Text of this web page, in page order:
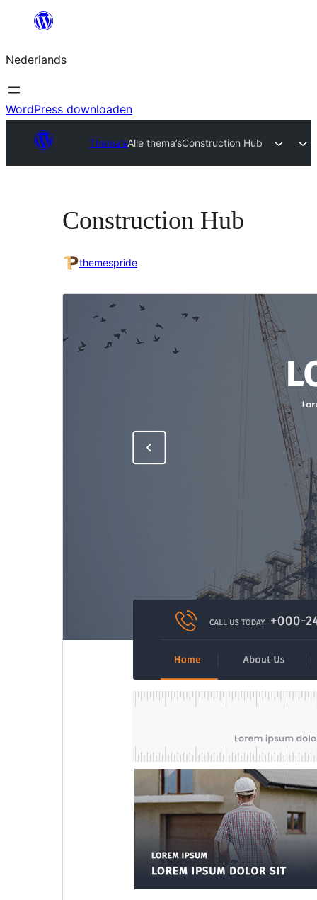
de
inhoud
Nederlands
WordPress downloaden
Thema’sAlle thema’sConstruction Hub
Construction Hub
themespride